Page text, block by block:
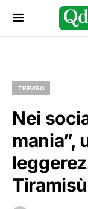
TREVISO
Nei
mania”,